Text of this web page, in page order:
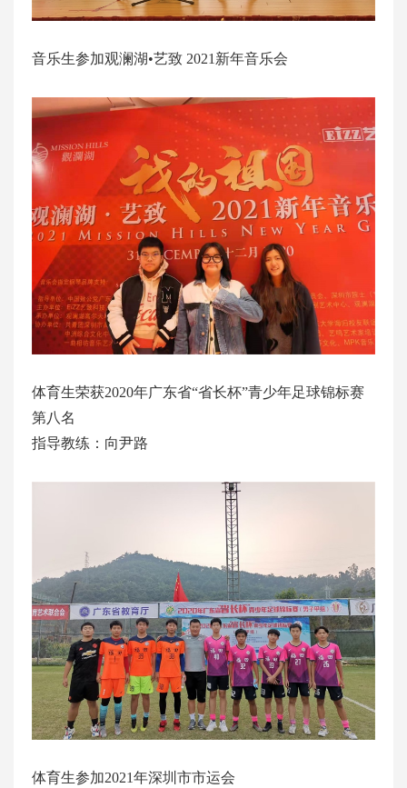
音乐生参加观澜湖•艺致 2021新年音乐会
体育生荣获2020年广东省“省长杯”青少年足球锦标赛
第八名
指导教练：向尹路
体育生参加2021年深圳市市运会